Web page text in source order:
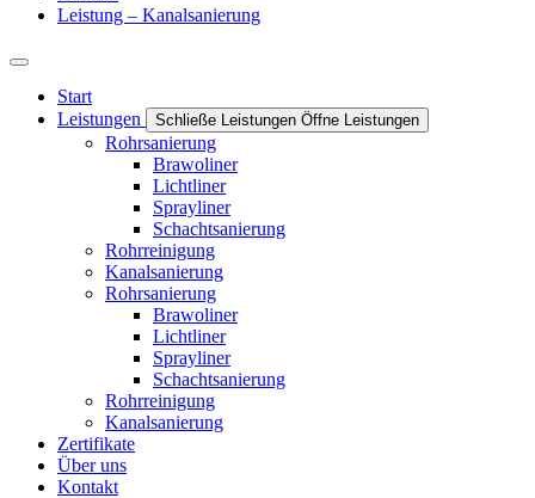
Leistung – Kanalsanierung
Start
Leistungen
Schließe Leistungen Öffne Leistungen
Rohrsanierung
Brawoliner
Lichtliner
Sprayliner
Schachtsanierung
Rohrreinigung
Kanalsanierung
Rohrsanierung
Brawoliner
Lichtliner
Sprayliner
Schachtsanierung
Rohrreinigung
Kanalsanierung
Zertifikate
Über uns
Kontakt